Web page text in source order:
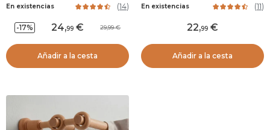
En existencias (14)
-17% 24,99 29,99
Añadir a la cesta
En existencias (11)
22,99
Añadir a la cesta